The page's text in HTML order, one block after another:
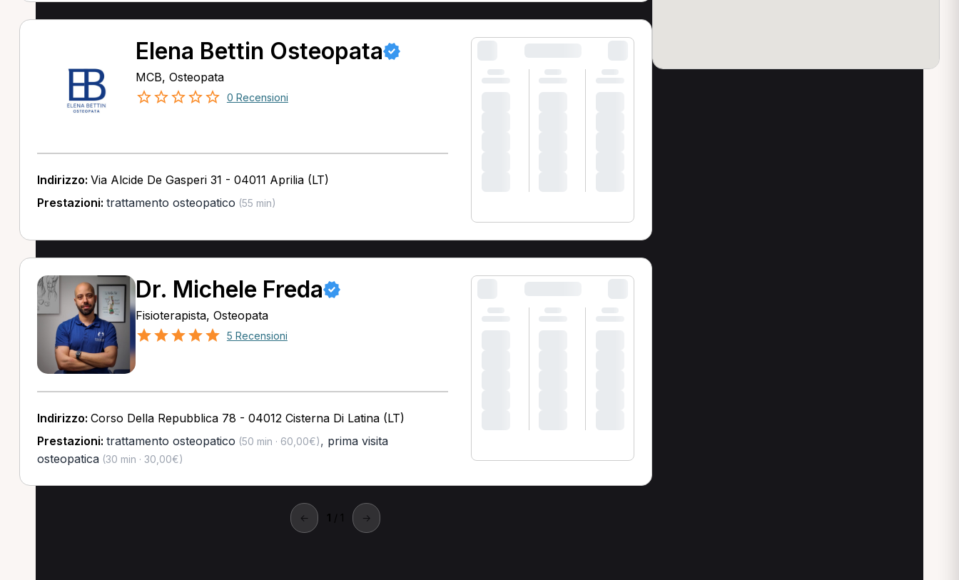
Elena Bettin Osteopata
MCB, Osteopata
0 Recensioni
Indirizzo: Via Alcide De Gasperi 31 - 04011 Aprilia (LT)
Prestazioni: trattamento osteopatico (55 min)
Dr. Michele Freda
Fisioterapista, Osteopata
5 Recensioni
Indirizzo: Corso Della Repubblica 78 - 04012 Cisterna Di Latina (LT)
Prestazioni: trattamento osteopatico (50 min · 60,00€), prima visita
osteopatica(30 min · 30,00€)
← 1 / 1 →